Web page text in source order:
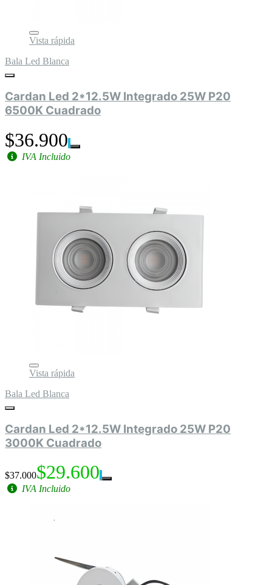
Vista rápida
Bala Led Blanca
Cardan Led 2*12.5W Integrado 25W P20
6500K Cuadrado
$36.900
IVA Incluido
Vista rápida
Bala Led Blanca
Cardan Led 2*12.5W Integrado 25W P20
3000K Cuadrado
$37.000$29.600
IVA Incluido